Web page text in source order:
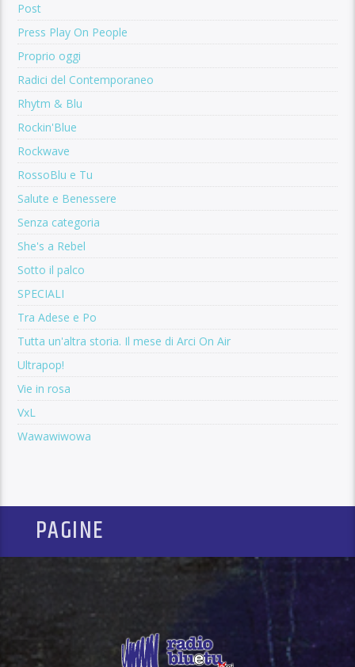
Post
Press Play On People
Proprio oggi
Radici del Contemporaneo
Rhytm & Blu
Rockin'Blue
Rockwave
RossoBlu e Tu
Salute e Benessere
Senza categoria
She's a Rebel
Sotto il palco
SPECIALI
Tra Adese e Po
Tutta un'altra storia. Il mese di Arci On Air
Ultrapop!
Vie in rosa
VxL
Wawawiwowa
PAGINE